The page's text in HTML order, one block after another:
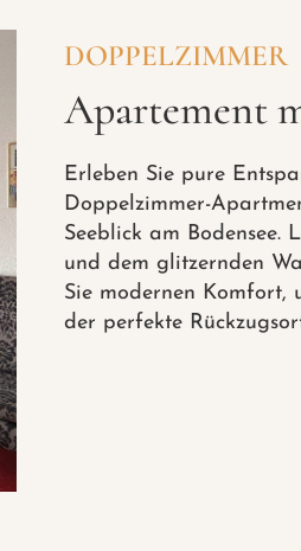
DOPPELZIMMER
Apartement
Erleben Sie pure
Doppelzimmer-
Seeblick am Bodensee.
und dem glitzernden
Sie modernen Komfort,
der perfekte